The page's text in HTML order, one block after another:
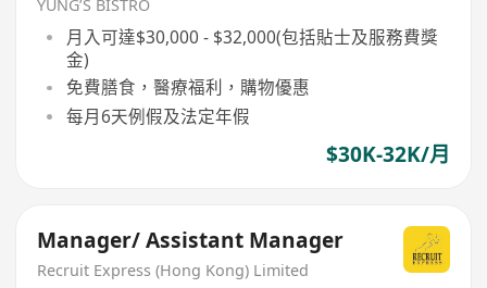
YUNG’S BISTRO
月入可達$30,000 - $32,000(包括貼士及服務費獎
金)
免費膳食，醫療福利，購物優惠
每月6天例假及法定年假
$30K-32K/月
Manager/ Assistant Manager
Recruit Express (Hong Kong) Limited